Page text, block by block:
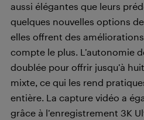
aussi élégantes que leurs
quelques nouvelles options
elles offrent des
compte le plus. L’autonomie
doublée pour offrir jusqu’à
mixte, ce qui les rend
entière. La capture vidéo a
grâce à l’enregistrement 3K